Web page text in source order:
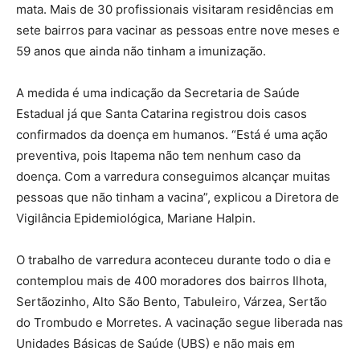
mata. Mais de 30 profissionais visitaram residências em
sete bairros para vacinar as pessoas entre nove meses e
59 anos que ainda não tinham a imunização.
A medida é uma indicação da Secretaria de Saúde
Estadual já que Santa Catarina registrou dois casos
confirmados da doença em humanos. “Está é uma ação
preventiva, pois Itapema não tem nenhum caso da
doença. Com a varredura conseguimos alcançar muitas
pessoas que não tinham a vacina”, explicou a Diretora de
Vigilância Epidemiológica, Mariane Halpin.
O trabalho de varredura aconteceu durante todo o dia e
contemplou mais de 400 moradores dos bairros Ilhota,
Sertãozinho, Alto São Bento, Tabuleiro, Várzea, Sertão
do Trombudo e Morretes. A vacinação segue liberada nas
Unidades Básicas de Saúde (UBS) e não mais em